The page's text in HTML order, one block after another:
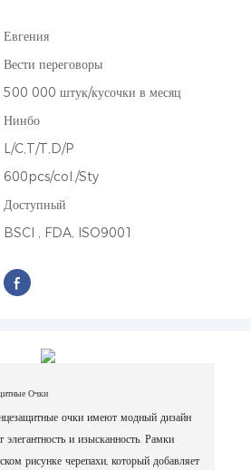
Евгения
Вести переговоры
500 000 штук/кусочки в месяц
Нинбо
L/C,T/T,D/P
600pcs/col./Sty
Доступный
BSCI , FDA, ISO9001
Очки
очки имеют модный дизайн
и изысканность. Рамки
рисунке черепахи, который добавляет